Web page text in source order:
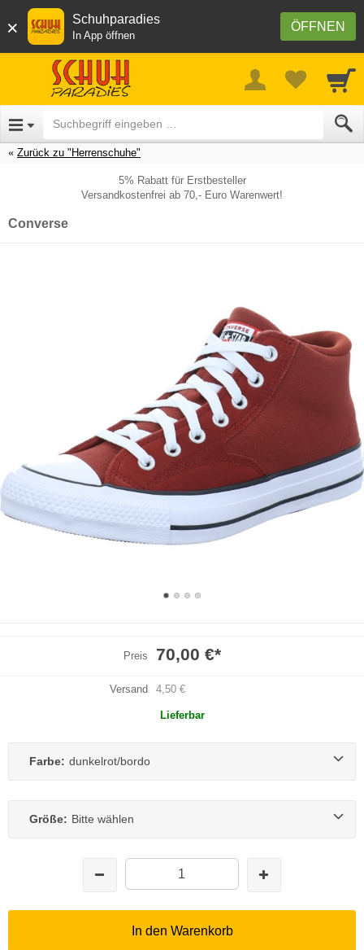
× ÖFFNEN
Schuhparadies
In App öffnen
Zurück zu "Herrenschuhe"
5% Rabatt für Erstbesteller
Versandkostenfrei ab 70,- Euro Warenwert!
Converse
Preis 70,00 €*
Versand 4,50 €
Lieferbar
Farbe: dunkelrot/bordo
Größe: Bitte wählen
In den Warenkorb